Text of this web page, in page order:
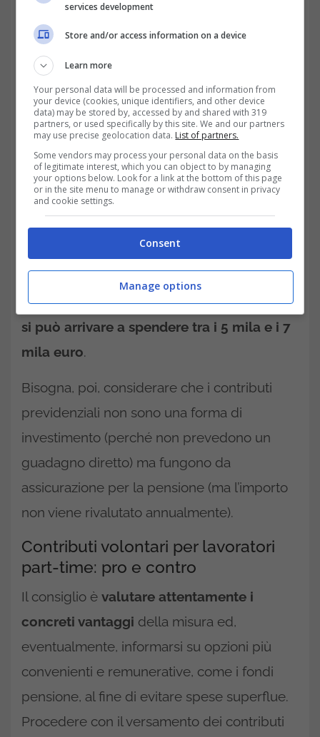
Il costo per il riconoscimento, infatti, rimane
molto elevato e chi già ha un lavoro part-
time e ha diritto all’accredito delle 52
settimane annue per la pensione,
provvedere ai contributi volontaripotrebbe
essere una spesa superflua. Il prezzo varia a
seconda dellaretribuzione media
percepita negli ultimi 12 mesi di lavoro; di
conseguenza, chi ha uno stipendio più ricco
deve pagare di più. In media, per il
pagamento di un anno di contributi volontari
si può arrivare a spendere tra i 5 mila e i 7
mila euro.
Bisogna, poi, considerare che i contributi
previdenziali non sono una forma di
investimento (perché non prevedono un
guadagno diretto) ma fungono da
assicurazione per la pensione (ma l’importo
non viene rivalutato annualmente).
Contributi volontari per lavoratori
part-time: pro e contro
Il consiglio è valutare attentamente i
concreti vantaggi della misura ed,
eventualmente, informarsi su opzioni più
convenienti e remunerative, come i fondi
pensione, al fine di evitare spese superflue.
Procedere con il versamento dei contributi
services development
Store and/or access information on a device
Learn more
Your personal data will be processed and information from
your device (cookies, unique identifiers, and other device
data) may be stored by, accessed by and shared with 319
partners, or used specifically by this site. We and our partners
may use precise geolocation data. List of partners.
Some vendors may process your personal data on the basis
of legitimate interest, which you can object to by managing
your options below. Look for a link at the bottom of this page
or in the site menu to manage or withdraw consent in privacy
and cookie settings.
Consent
Manage options